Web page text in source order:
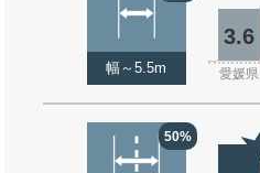
幅～5.5m
3.6
愛媛県
50%